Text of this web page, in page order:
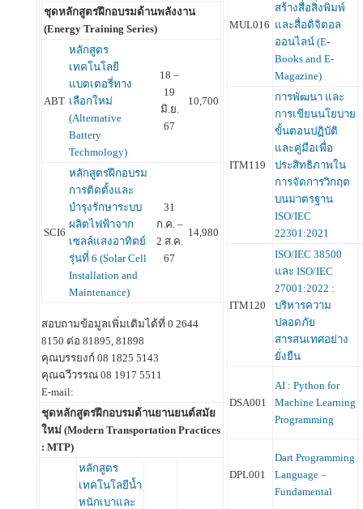
ชุดหลักสูตรฝึกอบรมด้านพลังงาน
(Energy Training Series)
ABT
หลักสูตร
เทคโนโลยี
แบตเตอรี่ทาง
เลือกใหม่
(Alternative
Battery
Techmology)
18 –
19
มิ.ย.
67
10,700
SCI6
หลักสูตรฝึกอบรม
การติดตั้งและ
บำรุงรักษาระบบ
ผลิตไฟฟ้าจาก
เซลล์แสงอาทิตย์
รุ่นที่ 6 (Solar Cell
Installation and
Maintenance)
31
ก.ค. –
2 ส.ค.
67
14,980
สอบถามข้อมูลเพิ่มเติมได้ที่ 0 2644
8150 ต่อ 81895, 81898
คุณบรรยงก์ 08 1825 5143
คุณฉวีวรรณ 08 1917 5511
E-mail:
ชุดหลักสูตรฝึกอบรมด้านยานยนต์สมัย
ใหม่ (Modern Transportation Practices
: MTP)
หลักสูตร
เทคโนโลยีน้ำ
หนักเบาและ
MUL016
สร้างสื่อสิ่งพิมพ์
และสื่อดิจิตอล
ออนไลน์ (E-
Books and E-
Magazine)
ITM119
การพัฒนา และ
การเขียนนโยบาย
ขั้นตอนปฏิบัติ
และคู่มือเพื่อ
ประสิทธิภาพใน
การจัดการวิกฤต
บนมาตรฐาน
ISO/IEC
22301:2021
ITM120
ISO/IEC 38500
และ ISO/IEC
27001:2022 :
บริหารความ
ปลอดภัย
สารสนเทศอย่าง
ยั่งยืน
DSA001
AI : Python for
Machine Learning
Programming
DPL001
Dart Programming
Language –
Fundamental